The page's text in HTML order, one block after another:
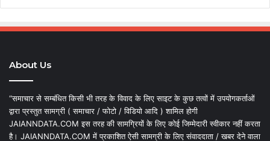
About Us
“समाचार से सम्बंधित किसी भी तरह के विवाद के लिए साइट के कुछ तत्वों में उपयोगकर्ताओं
द्वारा प्रस्तुत सामग्री ( समाचार / फोटो / विडियो आदि ) शामिल होगी
JAIANNDATA.COM इस तरह की सामग्रियों के लिए कोई जिम्मेदारी स्वीकार नहीं करता
है। JAIANNDATA.COM में प्रकाशित ऐसी सामग्री के लिए संवाददाता / खबर देने वाला